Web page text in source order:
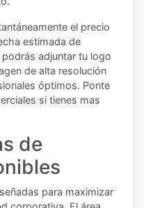
el precio
estimada de
adjuntar tu logo
de alta resolución
óptimos. Ponte
si tienes mas
de
para maximizar